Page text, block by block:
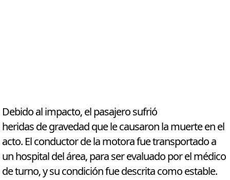
Debido al impacto, el pasajero sufrió
heridas de gravedad que le causaron la muerte en el
acto. El conductor de la motora fue transportado a
un hospital del área, para ser evaluado por el médico
de turno, y su condición fue descrita como estable.